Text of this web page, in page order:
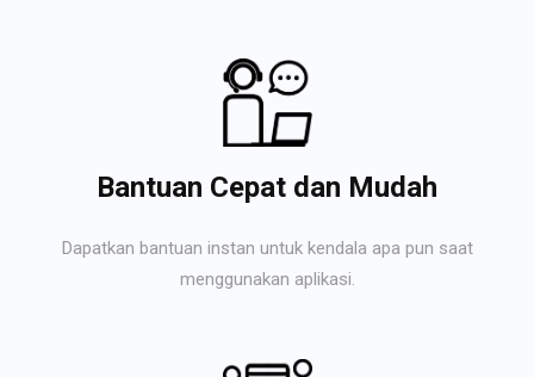
Bantuan Cepat dan Mudah
Dapatkan bantuan instan untuk kendala apa pun saat
menggunakan aplikasi.